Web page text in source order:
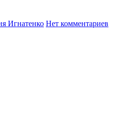
Игнатенко Нет комментариев